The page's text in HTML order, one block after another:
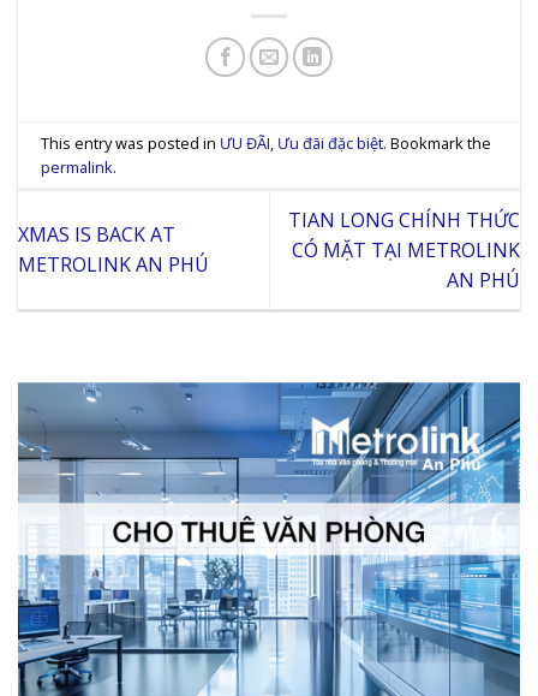
This entry was posted in ƯU ĐÃI, Ưu đãi đặc biệt. Bookmark the
permalink.
XMAS IS BACK AT
METROLINK AN PHÚ
TIAN LONG CHÍNH THỨC
CÓ MẶT TẠI METROLINK
AN PHÚ